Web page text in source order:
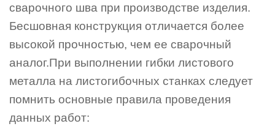
сварочного шва при производстве изделия.
Бесшовная конструкция отличается более
высокой прочностью, чем ее сварочный
аналог.При выполнении гибки листового
металла на листогибочных станках следует
помнить основные правила проведения
данных работ: